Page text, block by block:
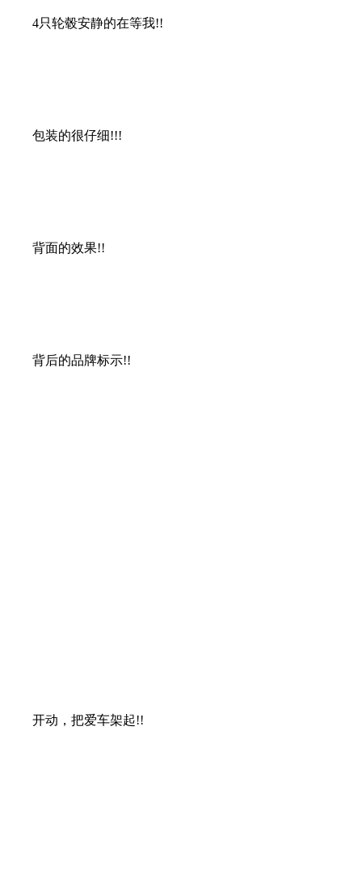
4只轮毂安静的在等我!!
包装的很仔细!!!
背面的效果!!
背后的品牌标示!!
开动，把爱车架起!!